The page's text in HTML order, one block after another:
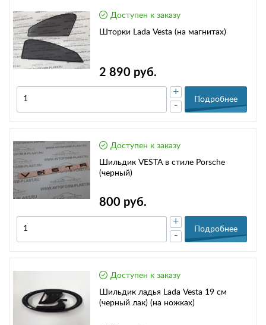
Доступен к заказу
Шторки Lada Vesta (на магнитах)
2 890 руб.
-
+
Подробнее
Доступен к заказу
Шильдик VESTA в стиле Porsche
(черный)
800 руб.
-
+
Подробнее
Доступен к заказу
Шильдик ладья Lada Vesta 19 см
(черный лак) (на ножках)